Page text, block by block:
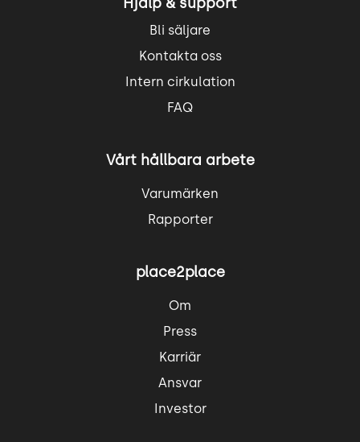
Bli säljare
Kontakta oss
Intern cirkulation
FAQ
Vårt hållbara arbete
Varumärken
Rapporter
place2place
Om
Press
Karriär
Ansvar
Investor